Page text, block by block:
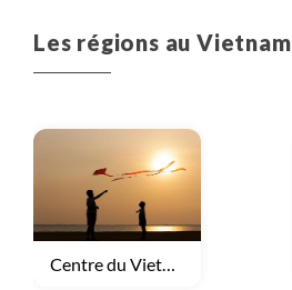
Les régions au Vietnam
Voyage
Centre du Vietnam